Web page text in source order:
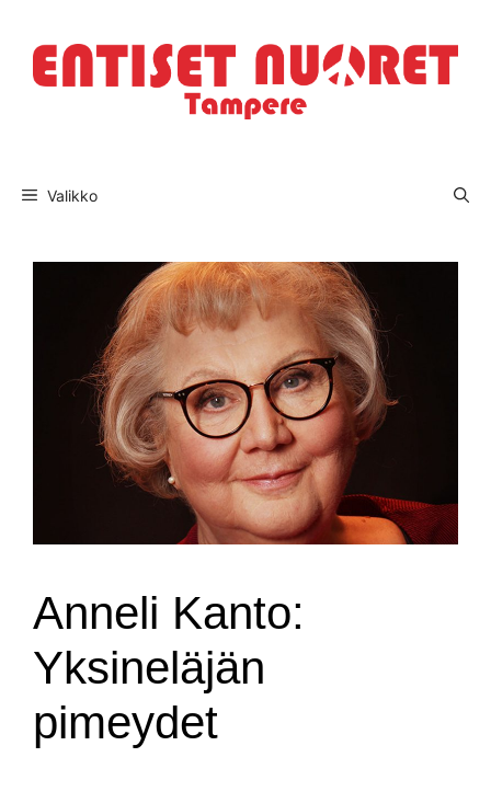
Valikko
Anneli Kanto:
Yksineläjän
pimeydet